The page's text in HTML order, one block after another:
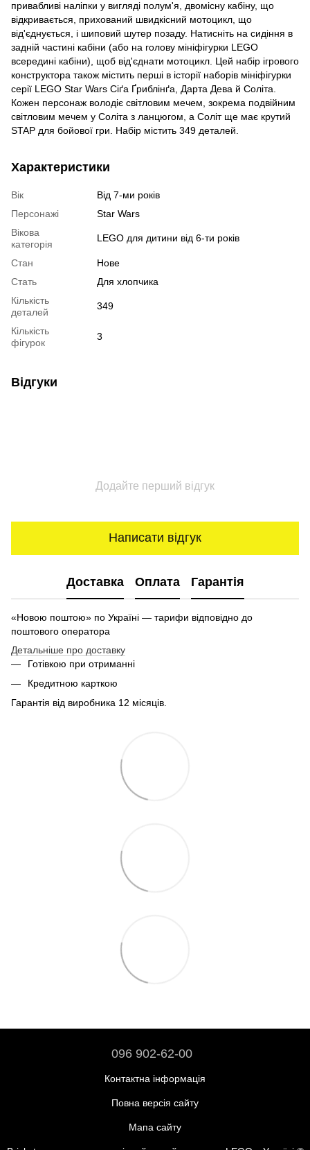
привабливі наліпки у вигляді полум'я, двомісну кабіну, що
відкривається, прихований швидкісний мотоцикл, що
від'єднується, і шиповий шутер позаду. Натисніть на сидіння в
задній частині кабіни (або на голову мініфігурки LEGO
всередині кабіни), щоб від'єднати мотоцикл. Цей набір ігрового
конструктора також містить перші в історії наборів мініфігурки
серії LEGO Star Wars Сіґа Ґриблінґа, Дарта Дева й Соліта.
Кожен персонаж володіє світловим мечем, зокрема подвійним
світловим мечем у Соліта з ланцюгом, а Соліт ще має крутий
STAP для бойової гри. Набір містить 349 деталей.
Характеристики
Вік
Від 7-ми років
Персонажі
Star Wars
Вікова
категорія
LEGO для дитини від 6-ти років
Стан
Нове
Стать
Для хлопчика
Кількість
деталей
349
Кількість
фігурок
3
Відгуки
Додайте перший відгук
Написати відгук
Доставка Оплата Гарантія
«Новою поштою» по Україні — тарифи відповідно до
поштового оператора
Детальніше про доставку
Готівкою при отриманні
Кредитною карткою
Гарантія від виробника 12 місяців.
096 902-62-00
Контактна інформація
Повна версія сайту
Мапа сайту